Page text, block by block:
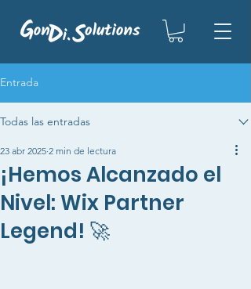
Entrada
Todas las entradas
¡Hemos Alcanzado el
Nivel: Wix Partner
Legend! 🚀
23 abr 2025 2 min de lectura